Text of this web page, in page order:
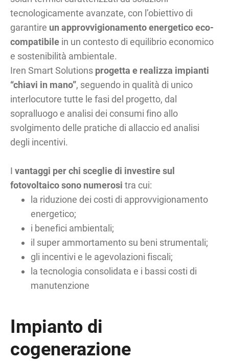
tecnologicamente avanzate, con l’obiettivo di
garantire un approvvigionamento energetico eco-
compatibile in un contesto di equilibrio economico
e sostenibilità ambientale.
Iren Smart Solutions progetta e realizza impianti
“chiavi in mano”, seguendo in qualità di unico
interlocutore tutte le fasi del progetto, dal
sopralluogo e analisi dei consumi fino allo
svolgimento delle pratiche di allaccio ed analisi
degli incentivi.
Ivantaggi per chi sceglie di investire sul
fotovoltaico sono numerosi tra cui:
la riduzione dei costi di approvvigionamento
energetico;
i benefici ambientali;
il super ammortamento su beni strumentali;
gli incentivi e le agevolazioni fiscali;
la tecnologia consolidata e i bassi costi di
manutenzione
Impianto di
cogenerazione